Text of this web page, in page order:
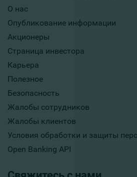
О нас
Опубликование информации
Акционеры
Страница инвестора
Карьера
Полезное
Безопасность
Жалобы сотрудников
Жалобы клиентов
Условия обработки и защиты
Open Banking API